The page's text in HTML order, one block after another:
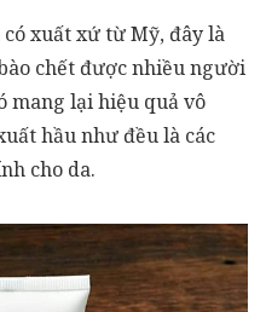
xuất xứ từ Mỹ, đây là
chết được nhiều người
mang lại hiệu quả vô
hầu như đều là các
cho da.